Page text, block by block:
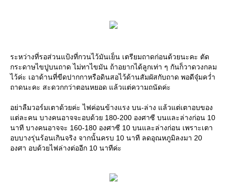
ระหว่างที่รอส่วนแป้งที่กวนไว้มันเย็น เตรียมถาดก่อนด้วยนะคะ ตัด
กระดาษไขปูบนถาด ไม่ทาไขมัน ถ้าอยากได้ลูกเท่า ๆ กันก็วาดวงกลม
ไว้ค่ะ เอาด้านที่ขีดปากกาหรือดินสอไว้ด้านสัมผัสกับถาด พอดีจุ๋มคว่ำ
ถาดนะคะ สะดวกกว่าตอนหยอด แล้วแต่ความถนัดค่ะ
อย่าลืมวอร์มเตาด้วยค่ะ ไฟค่อนข้างแรง บน-ล่าง แล้วแต่เตาอบของ
แต่ละคน บางคนอาจจะอบด้วย 180-200 องศาซี บนและล่างก่อน 10
นาที บางคนอาจจะ 160-180 องศาซี 10 บนและล่างก่อน เพราะเตา
อบบางรุ่นร้อนเกินจริง จากนั้นครบ 10 นาที ลดอุณหภูมิลงมา 20
องศา อบด้วยไฟล่างต่ออีก 10 นาทีค่ะ